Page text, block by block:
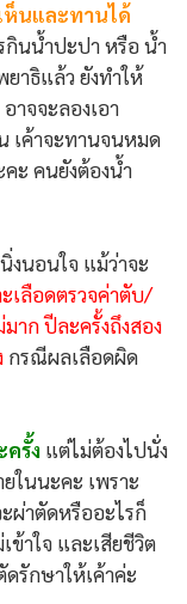
ห็นและทานได้
กินน้ำปะปา หรือ น้ำ
าธิแล้ว ยังทำให้
าจจะลองเอา
เค้าจะทานจนหมด
ะ คนยังต้องน้ำ
งนอนใจ แม้ว่าจะ
เลือดตรวจค่าตับ/
าก ปีละครั้งถึงสอง
กรณีผลเลือดผิด
ครั้ง แต่ไม่ต้องไปนั่ง
ในนะคะ เพราะ
ผ่าตัดหรืออะไรก็
ข้าใจ และเสียชีวิต
รักษาให้เค้าค่ะ